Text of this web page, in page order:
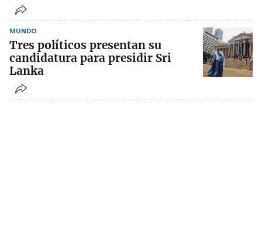
MUNDO
Tres políticos presentan su
candidatura para presidir Sri
Lanka